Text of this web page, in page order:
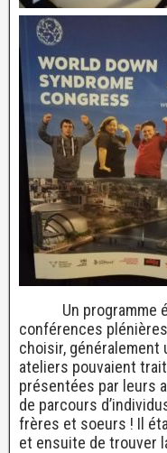
Un programme
conférences
choisir, généralement
ateliers pouvaient
présentées par leurs
de parcours
frères et soeurs ! Il
et ensuite de trouver